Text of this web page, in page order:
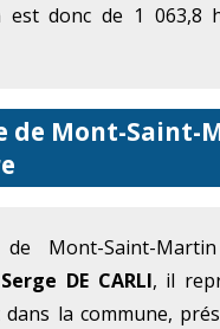
est donc de 1 063,8
de Mont-Saint-
Mont-Saint-
DE CARLI, il
dans la commune,